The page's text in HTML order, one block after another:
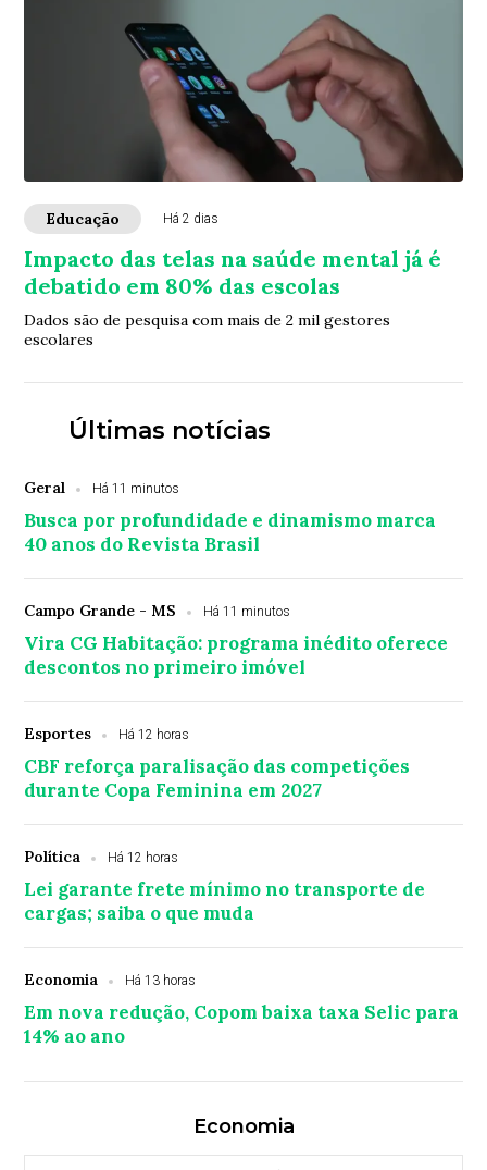
Educação Há 2 dias
Impacto das telas na saúde mental já é
debatido em 80% das escolas
Dados são de pesquisa com mais de 2 mil gestores
escolares
Últimas notícias
Geral Há 11 minutos
Busca por profundidade e dinamismo marca
40 anos do Revista Brasil
Campo Grande - MS Há 11 minutos
Vira CG Habitação: programa inédito oferece
descontos no primeiro imóvel
Esportes Há 12 horas
CBF reforça paralisação das competições
durante Copa Feminina em 2027
Política Há 12 horas
Lei garante frete mínimo no transporte de
cargas; saiba o que muda
Economia Há 13 horas
Em nova redução, Copom baixa taxa Selic para
14% ao ano
Economia